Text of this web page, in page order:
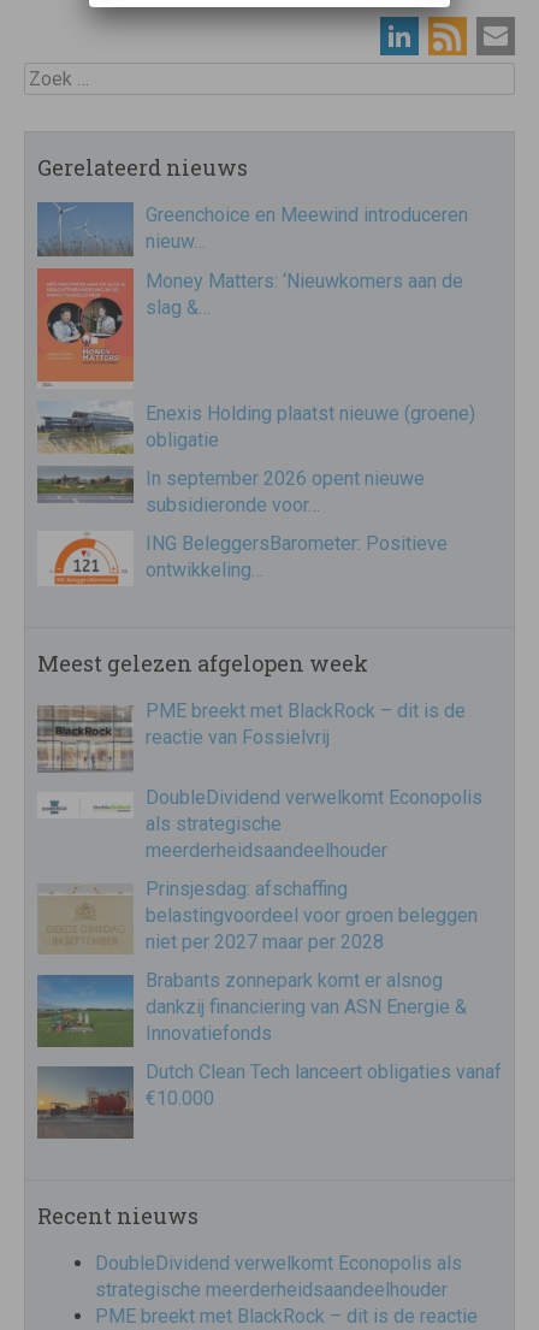
Zoek
Gerelateerd nieuws
Greenchoice en Meewind introduceren
nieuw…
Money Matters: ‘Nieuwkomers aan de
slag &…
Enexis Holding plaatst nieuwe (groene)
obligatie
In september 2026 opent nieuwe
subsidieronde voor…
ING BeleggersBarometer: Positieve
ontwikkeling…
Meest gelezen afgelopen week
PME breekt met BlackRock – dit is de
reactie van Fossielvrij
DoubleDividend verwelkomt Econopolis
als strategische
meerderheidsaandeelhouder
Prinsjesdag: afschaffing
belastingvoordeel voor groen beleggen
niet per 2027 maar per 2028
Brabants zonnepark komt er alsnog
dankzij financiering van ASN Energie &
Innovatiefonds
Dutch Clean Tech lanceert obligaties vanaf
€10.000
Recent nieuws
DoubleDividend verwelkomt Econopolis als
strategische meerderheidsaandeelhouder
PME breekt met BlackRock – dit is de reactie